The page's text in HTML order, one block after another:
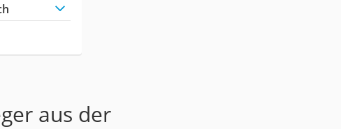
aus der